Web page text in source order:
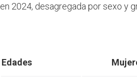
en 2024, desagregada por sexo y
Edades